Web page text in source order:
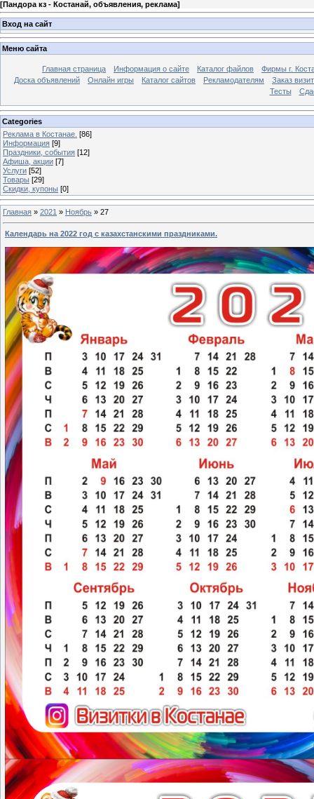
[Пандора кз - Костанай, объявления, реклама]
Вход на сайт
Меню сайта
Главная страница Информация о сайте Каталог файлов
Фирмы г.
Доска объявлений
Онлайн игры Каталог сайтов Рекламодателям
Заказ
Тесты
Categories
Реклама в Костанае. [86]
Информация [9]
Праздники, события [12]
Афиша, акции [7]
Услуги [52]
Товары [29]
Скидки, купоны [0]
Главная » 2021 » Ноябрь » 27
Календарь на 2022 год с казахстанскими праздниками.